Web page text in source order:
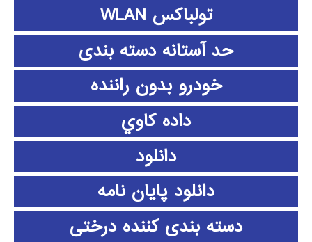
تولباکس WLAN
حد آستانه دسته بندی
خودرو بدون راننده
داده كاوي
دانلود
دانلود پايان نامه
دسته بندی کننده درختی